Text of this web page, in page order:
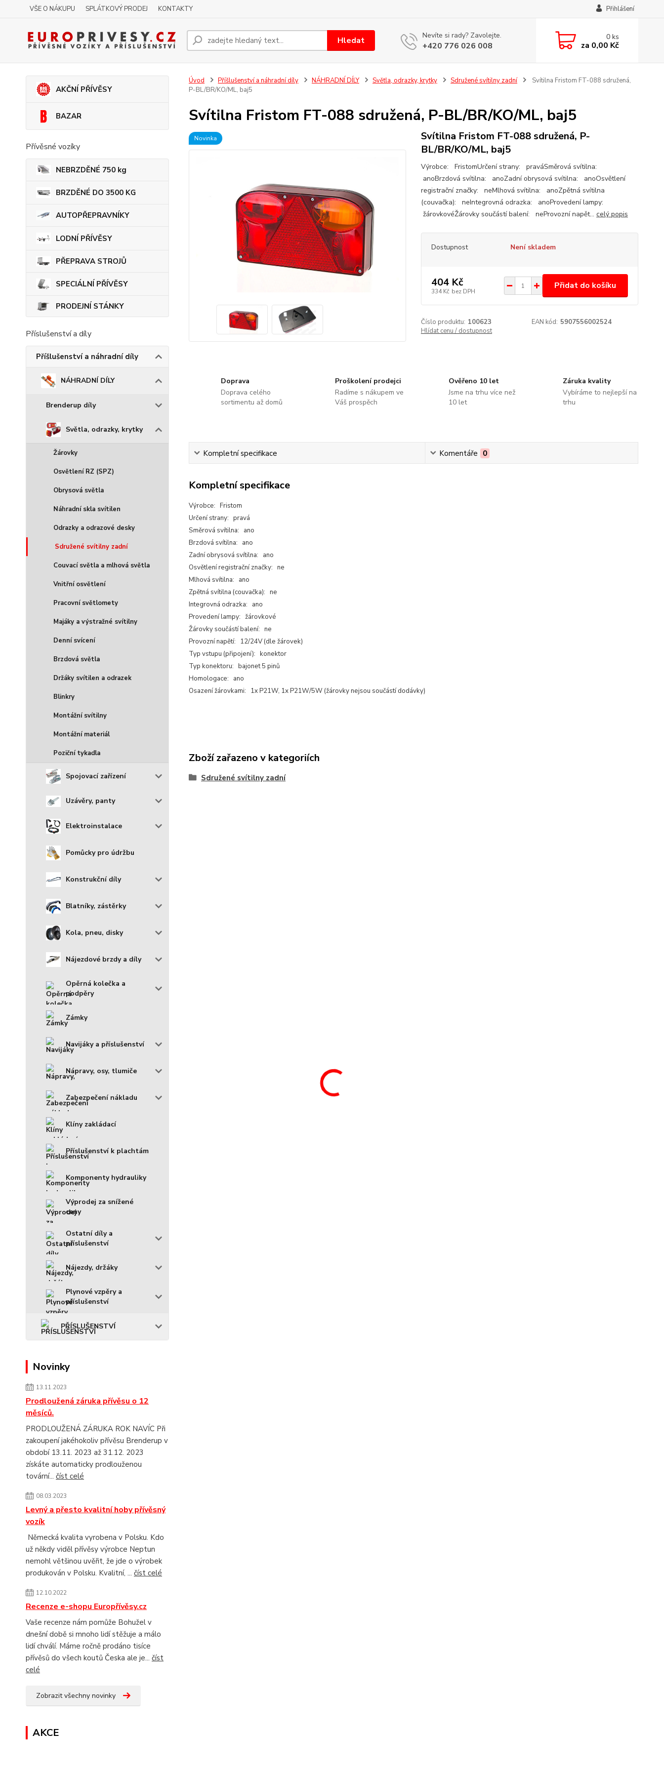
VŠE O NÁKUPU SPLÁTKOVÝ PRODEJ KONTAKTY Přihlášení
Hledat Nevíte si rady? Zavolejte.
+420 776 026 008
0ks
za 0,00 Kč
AKČNÍ PŘÍVĚSY
BAZAR
Přívěsné vozíky
NEBRZDĚNÉ 750 kg
BRZDĚNÉ DO 3500 KG
AUTOPŘEPRAVNÍKY
LODNÍ PŘÍVĚSY
PŘEPRAVA STROJŮ
SPECIÁLNÍ PŘÍVĚSY
PRODEJNÍ STÁNKY
Příslušenství a díly
Příšlušenství a náhradní díly
NÁHRADNÍ DÍLY
Brenderup díly
Světla, odrazky, krytky
Žárovky
Osvětlení RZ (SPZ)
Obrysová světla
Náhradní skla svítilen
Odrazky a odrazové desky
Sdružené svítilny zadní
Couvací světla a mlhová světla
Vnitřní osvětlení
Pracovní světlomety
Majáky a výstražné svítilny
Denní svícení
Brzdová světla
Držáky svítilen a odrazek
Blinkry
Montážní svítilny
Montážní materiál
Poziční tykadla
Spojovací zařízení
Uzávěry, panty
Elektroinstalace
Pomůcky pro údržbu
Konstrukční díly
Blatníky, zástěrky
Kola, pneu, disky
Nájezdové brzdy a díly
Opěrná kolečka a
podpěry
Zámky
Navijáky a příslušenství
Nápravy, osy, tlumiče
Zabezpečení nákladu
Klíny zakládací
Příslušenství k plachtám
Komponenty hydrauliky
Výprodej za snížené
ceny
Ostatní díly a
příslušenství
Nájezdy, držáky
Plynové vzpěry a
příslušenství
PŘÍSLUŠENSTVÍ
Novinky
13.11.2023
Prodloužená záruka přívěsu o 12
měsíců.
PRODLOUŽENÁ ZÁRUKA ROK NAVÍC Při
zakoupení jakéhokoliv přívěsu Brenderup v
období 13.11. 2023 až 31.12. 2023
získáte automaticky prodlouženou
tovární... číst celé
08.03.2023
Levný a přesto kvalitní hoby přívěsný
vozík
Německá kvalita vyrobena v Polsku. Kdo
už někdy viděl přívěsy výrobce Neptun
nemohl většinou uvěřit, že jde o výrobek
produkován v Polsku. Kvalitní, ... číst celé
12.10.2022
Recenze e-shopu Europřívěsy.cz
Vaše recenze nám pomůže Bohužel v
dnešní době si mnoho lidí stěžuje a málo
lidí chválí. Máme ročně prodáno tisíce
přívěsů do všech koutů Česka ale je... číst
celé
Zobrazit všechny novinky
AKCE
Úvod Příšlušenství a náhradní díly NÁHRADNÍ DÍLY Světla, odrazky, krytky Sdružené svítilny zadní
Svítilna Fristom FT-088 sdružená,
P-BL/BR/KO/ML, baj5
Svítilna Fristom FT-088 sdružená, P-BL/BR/KO/ML, baj5
Novinka
Svítilna Fristom FT-088 sdružená, P-
BL/BR/KO/ML, baj5
Výrobce: FristomUrčení strany: praváSměrová svítilna:
anoBrzdová svítilna: anoZadní obrysová svítilna: anoOsvětlení
registrační značky: neMlhová svítilna: anoZpětná svítilna
(couvačka): neIntegrovná odrazka: anoProvedení lampy:
žárovkovéŽárovky součástí balení: neProvozní napět... celý popis
Dostupnost Není skladem
404 Kč
334 Kč bez DPH
Přidat do košíku
Číslo produktu: 100623 EAN kód: 5907556002524
Hlídat cenu / dostupnost
Doprava
Doprava celého
sortimentu až domů
Proškolení prodejci
Radíme s nákupem ve
Váš prospěch
Ověřeno 10 let
Jsme na trhu více než
10 let
Záruka kvality
Vybíráme to nejlepší na
trhu
Kompletní specifikace Komentáře 0
Kompletní specifikace
Výrobce: Fristom
Určení strany: pravá
Směrová svítilna: ano
Brzdová svítilna: ano
Zadní obrysová svítilna: ano
Osvětlení registrační značky: ne
Mlhová svítilna: ano
Zpětná svítilna (couvačka): ne
Integrovná odrazka: ano
Provedení lampy: žárovkové
Žárovky součástí balení: ne
Provozní napětí: 12/24V (dle žárovek)
Typ vstupu (připojení): konektor
Typ konektoru: bajonet 5 pinů
Homologace: ano
Osazení žárovkami: 1x P21W, 1x P21W/5W (žárovky nejsou součástí dodávky)
Zboží zařazeno v kategoriích
Sdružené svítilny zadní